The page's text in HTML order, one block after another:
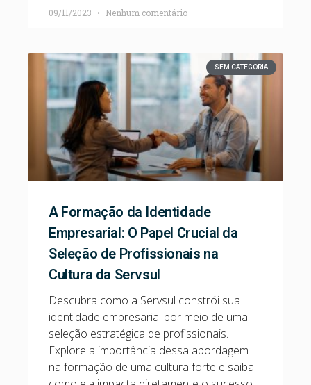
09/11/2023 Nenhum comentário
SEM CATEGORIA
A Formação da Identidade
Empresarial: O Papel Crucial da
Seleção de Profissionais na
Cultura da Servsul
Descubra como a Servsul constrói sua
identidade empresarial por meio de uma
seleção estratégica de profissionais.
Explore a importância dessa abordagem
na formação de uma cultura forte e saiba